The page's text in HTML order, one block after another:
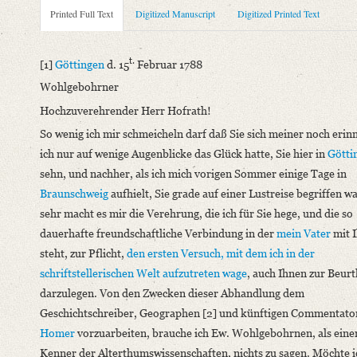
Metadata Concerning Header
Sender: August Wilhelm von Schlegel
Recipient: Johann Joachim Eschenburg
Place of Dispatch: Göttingen
Place of Destination: Braunschweig
Date: 15.02.1788
Notations: Empfangsort erschlossen.
Printed Text
Provider: Dresden, Sächsische Landesbibliothek - Staats- und
OAI Id: 343347008
Bibliography: Briefe von und an August Wilhelm Schlegel.
Incipit: „[1] Göttingen d. 15t. Februar 1788
Wohlgebohrner
Hochzuverehrender Herr Hofrath!
So wenig ich mir schmeicheln darf daß Sie sich meiner noch
Manuscript
Printed Full Text Digitized Manuscript Digitized Printed Text
[1]Göttingen d. 15t. Februar 1788
Wohlgebohrner
Hochzuverehrender Herr Hofrath!
So wenig ich mir schmeicheln darf daß Sie sich meiner noch
ich nur auf wenige Augenblicke das Glück hatte, Sie hier in
sehn, und nachher, als ich mich vorigen Sommer einige Tage in
Braunschweigaufhielt, Sie grade auf einer Lustreise begriffen
sehr macht es mir die Verehrung, die ich für Sie hege, und die so
dauerhafte freundschaftliche Verbindung in dermein Vatermit
steht, zur Pflicht, den ersten Versuch, mit dem ich in der
schriftstellerischen Welt aufzutreten wage, auch Ihnen zur
darzulegen. Von den Zwecken dieser Abhandlung dem
Geschichtschreiber, Geographen [2] und künftigen
Homervorzuarbeiten, brauche ich Ew. Wohlgebohrnen, als
Kenner der Alterthumswissenschaften, nichts zu sagen. Möchte